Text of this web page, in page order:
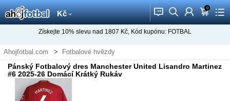
Kč 󰂱 󰂨 󰃳 0
󰃦 󰃖
Získejte 10% slevu nad 1807 Kč, Kód kupónu: FOTBAL
Ahojfotbal.com
Fotbalové hvězdy
Fotbalový dres Lisandro Martinez
Pánský Fotbalový dres Manchester United Lisandro Martinez
#6 2025-26 Domácí Krátký Rukáv